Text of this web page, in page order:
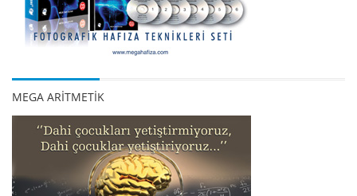
MEGA ARİTMETİK